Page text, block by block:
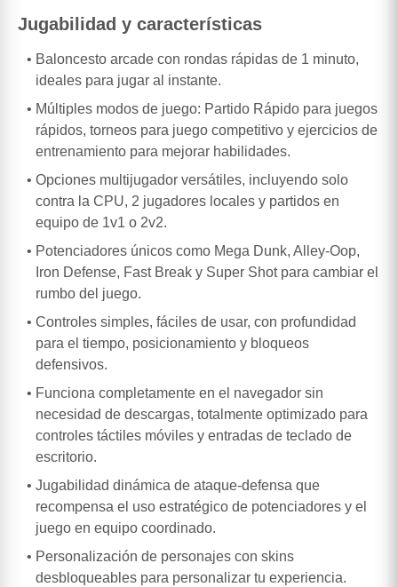
Jugabilidad y características
Baloncesto arcade con rondas rápidas de 1 minuto,
ideales para jugar al instante.
Múltiples modos de juego: Partido Rápido para juegos
rápidos, torneos para juego competitivo y ejercicios de
entrenamiento para mejorar habilidades.
Opciones multijugador versátiles, incluyendo solo
contra la CPU, 2 jugadores locales y partidos en
equipo de 1v1 o 2v2.
Potenciadores únicos como Mega Dunk, Alley-Oop,
Iron Defense, Fast Break y Super Shot para cambiar el
rumbo del juego.
Controles simples, fáciles de usar, con profundidad
para el tiempo, posicionamiento y bloqueos
defensivos.
Funciona completamente en el navegador sin
necesidad de descargas, totalmente optimizado para
controles táctiles móviles y entradas de teclado de
escritorio.
Jugabilidad dinámica de ataque-defensa que
recompensa el uso estratégico de potenciadores y el
juego en equipo coordinado.
Personalización de personajes con skins
desbloqueables para personalizar tu experiencia.